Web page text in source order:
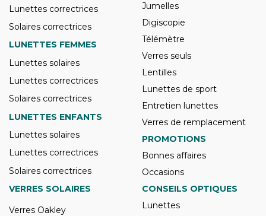
Lunettes correctrices
Solaires correctrices
LUNETTES FEMMES
Lunettes solaires
Lunettes correctrices
Solaires correctrices
LUNETTES ENFANTS
Lunettes solaires
Lunettes correctrices
Solaires correctrices
Jumelles
Digiscopie
Télémètre
Verres seuls
Lentilles
Lunettes de sport
Entretien lunettes
Verres de remplacement
PROMOTIONS
Bonnes affaires
Occasions
VERRES SOLAIRES
Verres Oakley
CONSEILS OPTIQUES
Lunettes